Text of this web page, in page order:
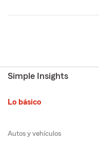
Simple Insights
Lo básico
Autos y vehículos